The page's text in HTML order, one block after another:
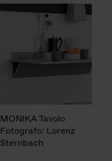
MONIKA Tavolo
Fotografo: Lorenz
Sternbach